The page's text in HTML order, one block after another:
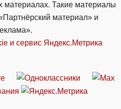
Такие материалы
материал» и
и сервиc Яндекс.Метрика